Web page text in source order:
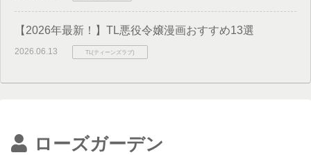
【2026年最新！】TL悪役令嬢漫画おすすめ13選
2026.06.13 TL(ティーンズラブ)
ローズガーデン